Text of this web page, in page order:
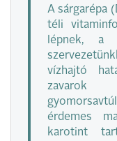
A sárgarépa
téli
lépnek, a
vízhajtó
érdemes
karotint